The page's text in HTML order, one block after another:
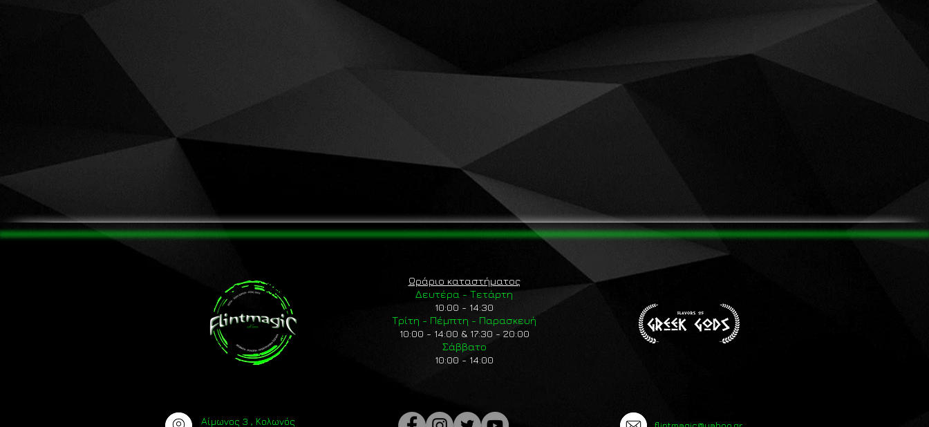
Αίμωνος 3 , Κολωνός
Ωράριο καταστήματος
Δευτέρα - Τετάρτη
10:00 - 14:30
Τρίτη - Πέμπτη - Παρασκευή
10:00 - 14:00 & 17:30 - 20:00
Σάββατο
10:00 - 14:00